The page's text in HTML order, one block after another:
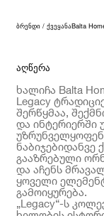
ბრენდი / ქვეყანაBalta
აღწერა
ხალიჩა Balta
Legacy
შერწყმაა,
და ინტერიერში
უზრუნველყოფენ
ნაბიჯებიდანვე
გააზრებული
და აჩენს
ყოველი
გამოიყურება.
„Legacy“-ს